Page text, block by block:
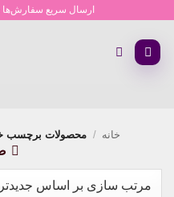
content
ارسال سریع سفارش‌ها
خانه / محصولات برچسب